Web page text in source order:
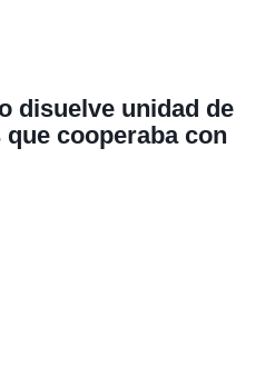
disuelve unidad de
cooperaba con